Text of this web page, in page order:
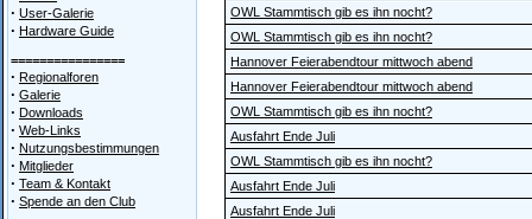
· User-Galerie
· Hardware Guide
================
· Regionalforen
· Galerie
· Downloads
· Web-Links
· Nutzungsbestimmungen
· Mitglieder
· Team & Kontakt
· Spende an den Club
OWL Stammtisch gib es ihn nocht?
OWL Stammtisch gib es ihn nocht?
Hannover Feierabendtour mittwoch abend
Hannover Feierabendtour mittwoch abend
OWL Stammtisch gib es ihn nocht?
Ausfahrt Ende Juli
OWL Stammtisch gib es ihn nocht?
Ausfahrt Ende Juli
Ausfahrt Ende Juli